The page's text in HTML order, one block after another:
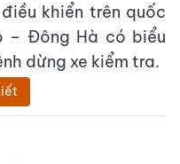
khiển trên quốc
– Đông Hà có biểu
dừng xe kiểm tra.